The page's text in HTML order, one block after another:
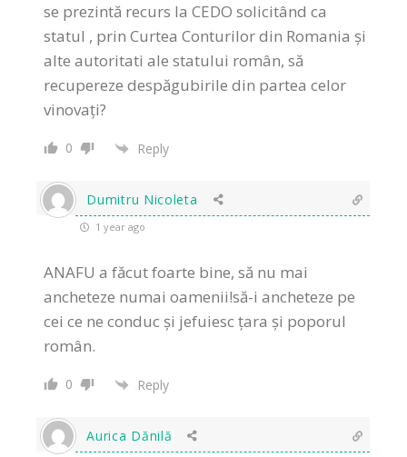
se prezintă recurs la CEDO solicitând ca
statul , prin Curtea Conturilor din Romania și
alte autoritati ale statului român, să
recupereze despăgubirile din partea celor
vinovați?
0 Reply
Dumitru Nicoleta
1 year ago
ANAFU a făcut foarte bine, să nu mai
ancheteze numai oamenii!să-i ancheteze pe
cei ce ne conduc și jefuiesc țara și poporul
român.
0 Reply
Aurica Dănilă